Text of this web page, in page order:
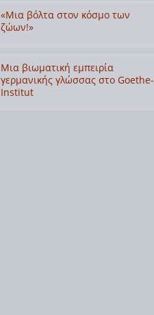
«Μια βόλτα στον κόσμο των
ζώων!»
Μια βιωματική εμπειρία
γερμανικής γλώσσας στο Goethe-
Institut